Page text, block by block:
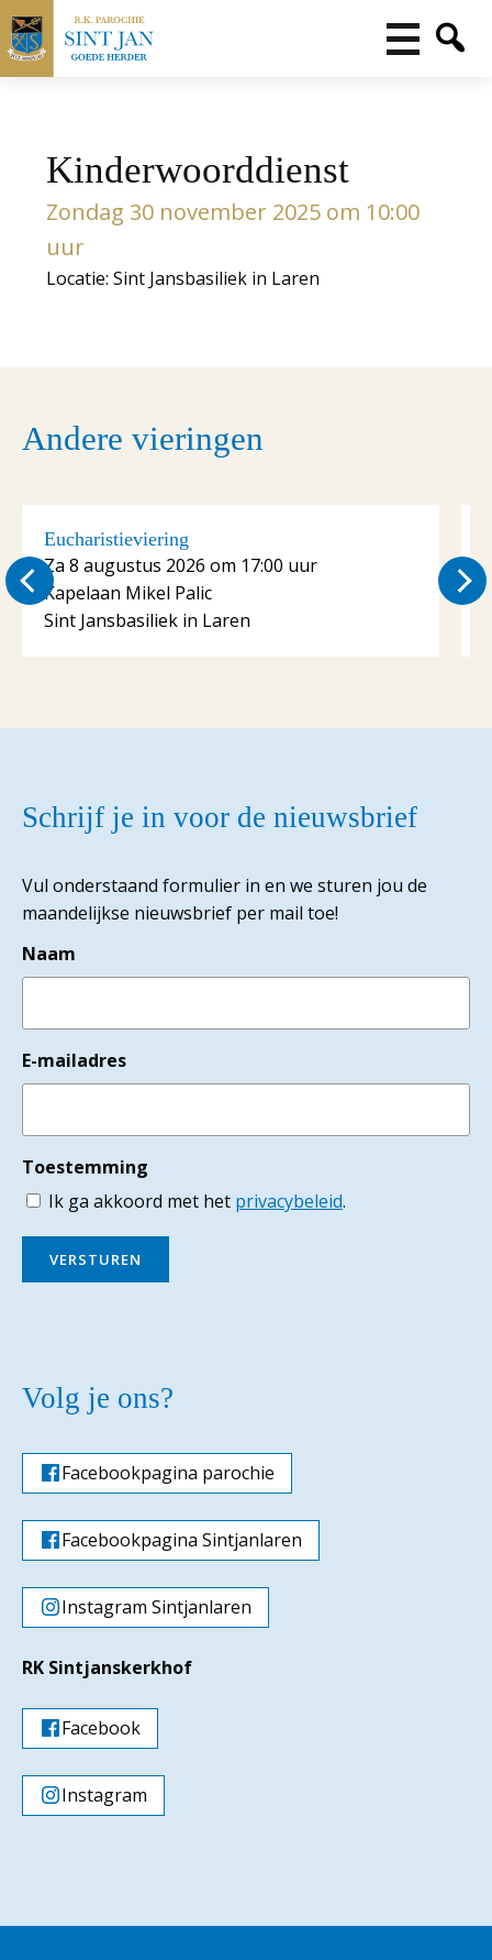
Kinderwoorddienst
Zondag 30 november 2025 om 10:00
uur
Locatie: Sint Jansbasiliek in Laren
Andere vieringen
Eucharistieviering
Za 8 augustus 2026 om 17:00 uur
Kapelaan Mikel Palic
Sint Jansbasiliek in Laren
Schrijf je in voor de nieuwsbrief
Vul onderstaand formulier in en we sturen jou de
maandelijkse nieuwsbrief per mail toe!
Naam
E-mailadres
Toestemming
Ik ga akkoord met het privacybeleid.
VERSTUREN
Volg je ons?
Facebookpagina parochie
Facebookpagina Sintjanlaren
Instagram Sintjanlaren
RK Sintjanskerkhof
Facebook
Instagram